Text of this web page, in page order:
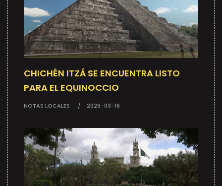
CHICHÉN ITZÁ SE ENCUENTRA LISTO
PARA EL EQUINOCCIO
NOTAS LOCALES 2026-03-16